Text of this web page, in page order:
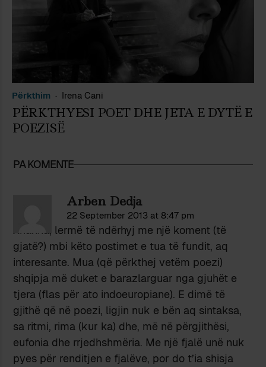
Përkthim Irena Cani
PËRKTHYESI POET DHE JETA E DYTË E
POEZISË
PA KOMENTE
Arben Dedja
22 September 2013 at 8:47 pm
Xhaxha, lermë të ndërhyj me një koment (të
gjatë?) mbi këto postimet e tua të fundit, aq
interesante. Mua (që përkthej vetëm poezi)
shqipja më duket e barazlarguar nga gjuhët e
tjera (flas për ato indoeuropiane). E dimë të
gjithë që në poezi, ligjin nuk e bën aq sintaksa,
sa ritmi, rima (kur ka) dhe, më në përgjithësi,
eufonia dhe rrjedhshmëria. Me një fjalë unë nuk
pyes për renditjen e fjalëve, por do t’ia shisja